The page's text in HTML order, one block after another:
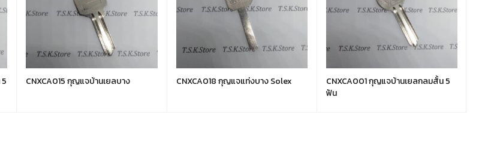
CNXCA015 กุญแจบ้านเยลบาง CNXCA018 กุญแจแท่งบาง Solex
CNXCA001 กุญแจบ้านเยลกลมสั้น 5
ฟัน